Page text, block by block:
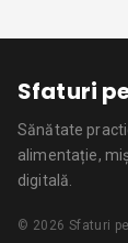
Sfaturi
Sănătate
alimentație,
digitală.
© 2026 Sfaturi